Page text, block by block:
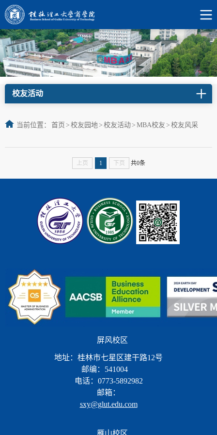
校友活动
当前位置： 首页 > 校友园地> 校友活动> MBA校友 > 校友风采
上页 1 下页 共0条
屏风校区
地址：桂林市七星区建干路12号
邮编：541004
电话：0773-5892982
邮箱：
sxy@glut.edu.com
雁山校区